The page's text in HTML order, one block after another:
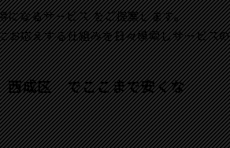
なるサービス をご提案します。
応えする仕組みを日々模索しサービス
西成区 でここまで安くな